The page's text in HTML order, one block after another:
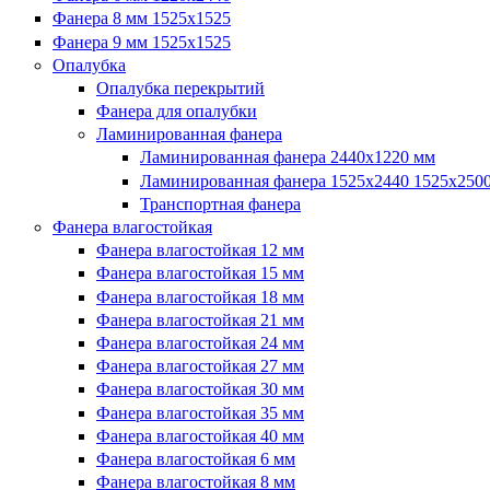
Фанера 8 мм 1525х1525
Фанера 9 мм 1525х1525
Опалубка
Опалубка перекрытий
Фанера для опалубки
Ламинированная фанера
Ламинированная фанера 2440х1220 мм
Ламинированная фанера 1525х2440
Транспортная фанера
Фанера влагостойкая
Фанера влагостойкая 12 мм
Фанера влагостойкая 15 мм
Фанера влагостойкая 18 мм
Фанера влагостойкая 21 мм
Фанера влагостойкая 24 мм
Фанера влагостойкая 27 мм
Фанера влагостойкая 30 мм
Фанера влагостойкая 35 мм
Фанера влагостойкая 40 мм
Фанера влагостойкая 6 мм
Фанера влагостойкая 8 мм